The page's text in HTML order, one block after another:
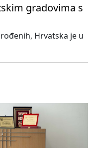
gradovima s
Hrvatska je u